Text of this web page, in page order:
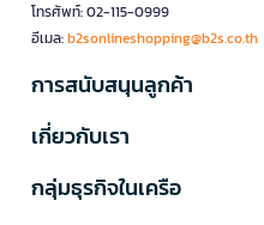
โทรศัพท์: 02-115-0999
อีเมล:b2sonlineshopping@b2s.co.th
การสนับสนุนลูกค้า
เกี่ยวกับเรา
กลุ่มธุรกิจในเครือ